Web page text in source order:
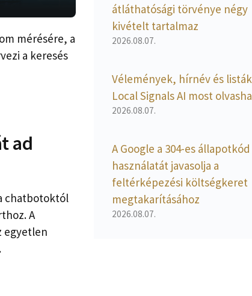
mérésére, a
a keresés
ad
chatbotoktól
A
egyetlen
átláthatósági törvénye négy
kivételt tartalmaz
2026.08.07.
Vélemények, hírnév és
Local Signals AI most
2026.08.07.
A Google a 304-es állapotkód
használatát javasolja a
feltérképezési költségkeret
megtakarításához
2026.08.07.